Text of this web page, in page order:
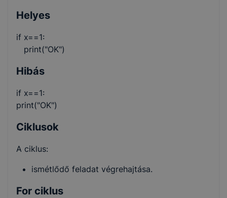
Helyes
if x==1:
print("OK")
Hibás
if x==1:
print("OK")
Ciklusok
A ciklus:
ismétlődő feladat végrehajtása.
For ciklus